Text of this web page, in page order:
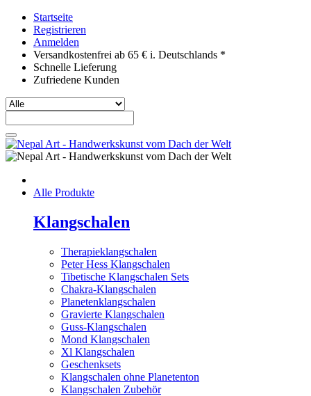
Startseite
Registrieren
Anmelden
Versandkostenfrei ab 65 € i. Deutschlands *
Schnelle Lieferung
Zufriedene Kunden
Alle Produkte
Klangschalen
Therapieklangschalen
Peter Hess Klangschalen
Tibetische Klangschalen Sets
Chakra-Klangschalen
Planetenklangschalen
Gravierte Klangschalen
Guss-Klangschalen
Mond Klangschalen
Xl Klangschalen
Geschenksets
Klangschalen ohne Planetenton
Klangschalen Zubehör